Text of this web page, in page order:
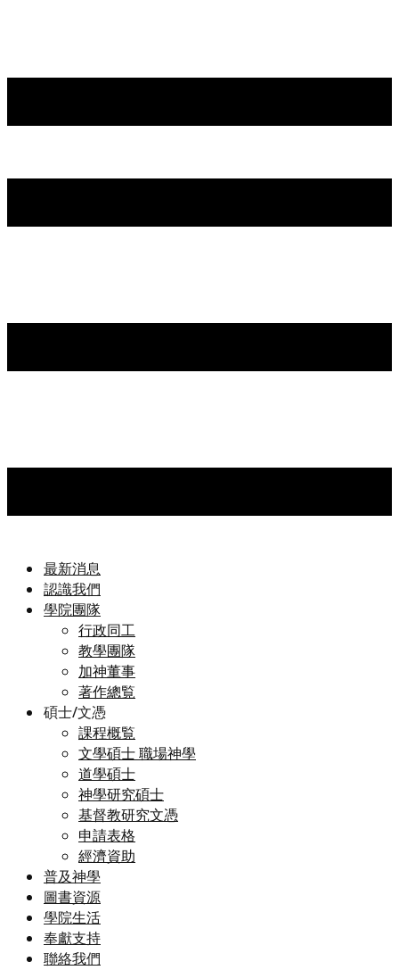
最新消息
認識我們
學院團隊
行政同工
教學團隊
加神董事
著作總覧
碩士/文憑
課程概覧
文學碩士 職場神學
道學碩士
神學研究碩士
基督教研究文憑
申請表格
經濟資助
普及神學
圖書資源
學院生活
奉獻支持
聯絡我們